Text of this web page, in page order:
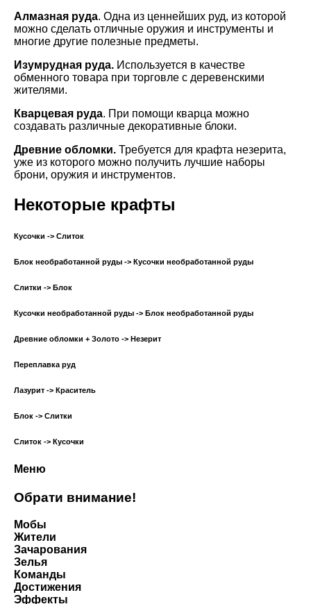
Алмазная руда. Одна из ценнейших руд, из которой
можно сделать отличные оружия и инструменты и
многие другие полезные предметы.
Изумрудная руда. Используется в качестве
обменного товара при торговле с деревенскими
жителями.
Кварцевая руда. При помощи кварца можно
создавать различные декоративные блоки.
Древние обломки. Требуется для крафта незерита,
уже из которого можно получить лучшие наборы
брони, оружия и инструментов.
Некоторые крафты
Кусочки -> Слиток
Блок необработанной руды -> Кусочки необработанной руды
Слитки -> Блок
Кусочки необработанной руды -> Блок необработанной руды
Древние обломки + Золото -> Незерит
Переплавка руд
Лазурит -> Краситель
Блок -> Слитки
Слиток -> Кусочки
Меню
Обрати внимание!
Мобы
Жители
Зачарования
Зелья
Команды
Достижения
Эффекты